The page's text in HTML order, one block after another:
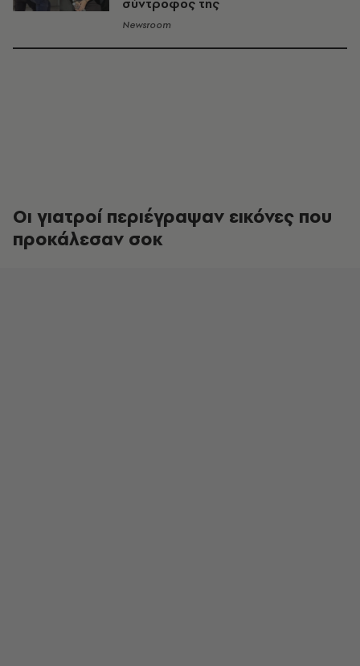
σύντροφος της
Newsroom
Οι γιατροί περιέγραψαν εικόνες που
προκάλεσαν σοκ